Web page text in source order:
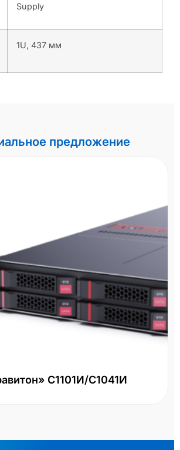
Supply
1U, 437 мм
предложение
С1101И/С1041И